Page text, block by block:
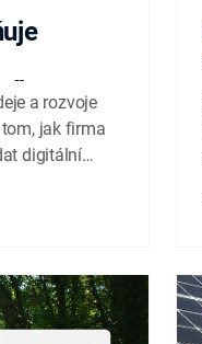
a rozvoje
jak firma
digitální
a